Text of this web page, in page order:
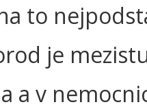
to
je
a v